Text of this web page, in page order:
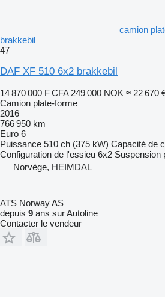
camion
brakkebil
47
DAF XF 510 6x2 brakkebil
14 870 000 F CFA 249 000 NOK ≈ 22 670
Camion plate-forme
2016
766 950 km
Euro 6
Puissance 510 ch (375 kW) Capacité de
Configuration de l'essieu 6x2 Suspension
Norvège, HEIMDAL
ATS Norway AS
depuis 9 ans sur Autoline
Contacter le vendeur